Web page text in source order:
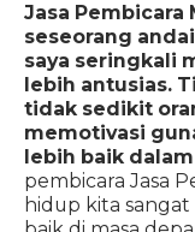
Jasa
seseorang
saya seringkali
lebih antusias.
tidak sedikit
memotivasi
lebih baik
pembicara Jasa
hidup kita